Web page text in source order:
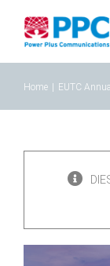
content
Home EUTC